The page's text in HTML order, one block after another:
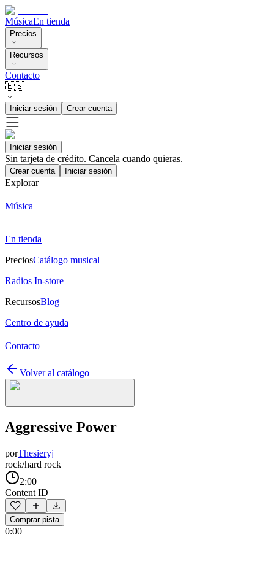
MúsicaEn tienda
Precios
Recursos
Contacto
🇪🇸
Iniciar sesión Crear cuenta
Iniciar sesión
Sin tarjeta de crédito. Cancela cuando quieras.
Crear cuenta Iniciar sesión
Explorar
Música
En tienda
PreciosCatálogo musical
Radios In-store
RecursosBlog
Centro de ayuda
Contacto
Volver al catálogo
Aggressive Power
porThesieryj
rock/hard rock
2:00
Content ID
Comprar pista
0:00